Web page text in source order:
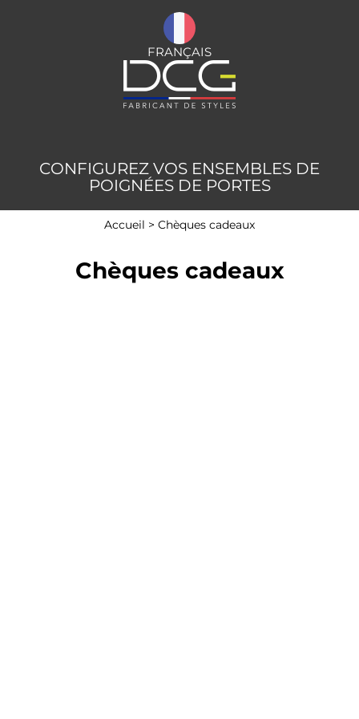
CONFIGUREZ VOS ENSEMBLES DE
POIGNÉES DE PORTES
FRANÇAIS
Accueil > Chèques cadeaux
Chèques cadeaux